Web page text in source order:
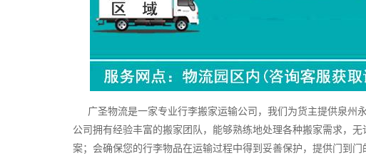
广圣物流是一家专业行李搬家运输公司，我们为货主提供泉州
公司拥有经验丰富的搬家团队，能够熟练地处理各种搬家需求，
案；会确保您的行李物品在运输过程中得到妥善保护，提供门到门